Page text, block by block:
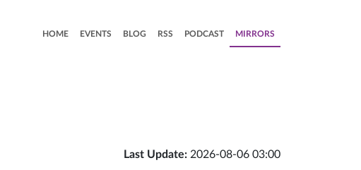
HOME EVENTS BLOG RSS PODCAST MIRRORS
Last Update: 2026-08-06 03:00